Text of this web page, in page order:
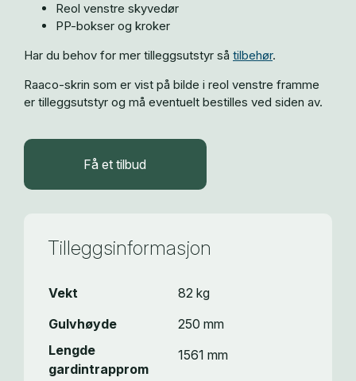
Reol venstre skyvedør
PP-bokser og kroker
Har du behov for mer tilleggsutstyr så tilbehør.
Raaco-skrin som er vist på bilde i reol venstre framme
er tilleggsutstyr og må eventuelt bestilles ved siden av.
Få et tilbud
Tilleggsinformasjon
Vekt
82 kg
Gulvhøyde
250 mm
Lengde
gardintrapprom
1561 mm